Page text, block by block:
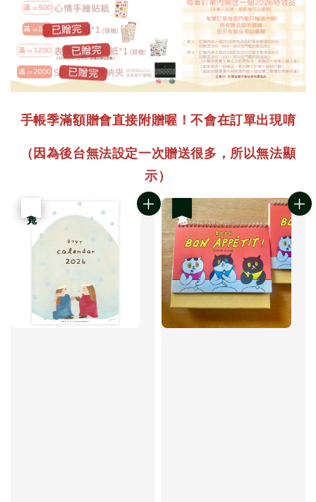
手帳季滿額贈會直接附贈喔！不會在訂單出現唷
（因為後台無法設定一次贈送很多，所以無法顯
示）